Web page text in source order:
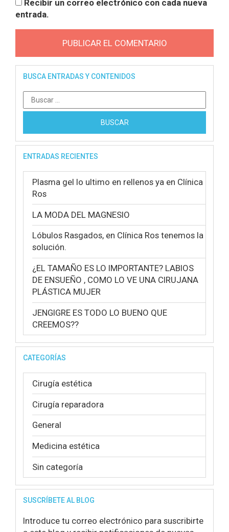
Recibir un correo electrónico con cada nueva
entrada.
BUSCA ENTRADAS Y CONTENIDOS
Buscar:
ENTRADAS RECIENTES
Plasma gel lo ultimo en rellenos ya en Clínica
Ros
LA MODA DEL MAGNESIO
Lóbulos Rasgados, en Clínica Ros tenemos la
solución.
¿EL TAMAÑO ES LO IMPORTANTE? LABIOS
DE ENSUEÑO , COMO LO VE UNA CIRUJANA
PLÁSTICA MUJER
JENGIGRE ES TODO LO BUENO QUE
CREEMOS??
CATEGORÍAS
Cirugía estética
Cirugía reparadora
General
Medicina estética
Sin categoría
SUSCRÍBETE AL BLOG
Introduce tu correo electrónico para suscribirte